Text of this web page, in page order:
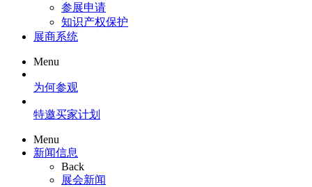
参展申请
知识产权保护
展商系统
Menu
为何参观
特邀买家计划
Menu
新闻信息
Back
展会新闻